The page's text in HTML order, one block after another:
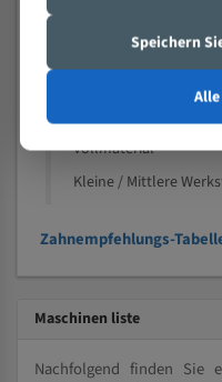
Speziell entwickelt für
Kleine und mittlere
Vollmaterial
Kleine / Mittlere
Zahnempfehlungs-
Maschinen liste
Nachfolgend finden Sie
Speichern